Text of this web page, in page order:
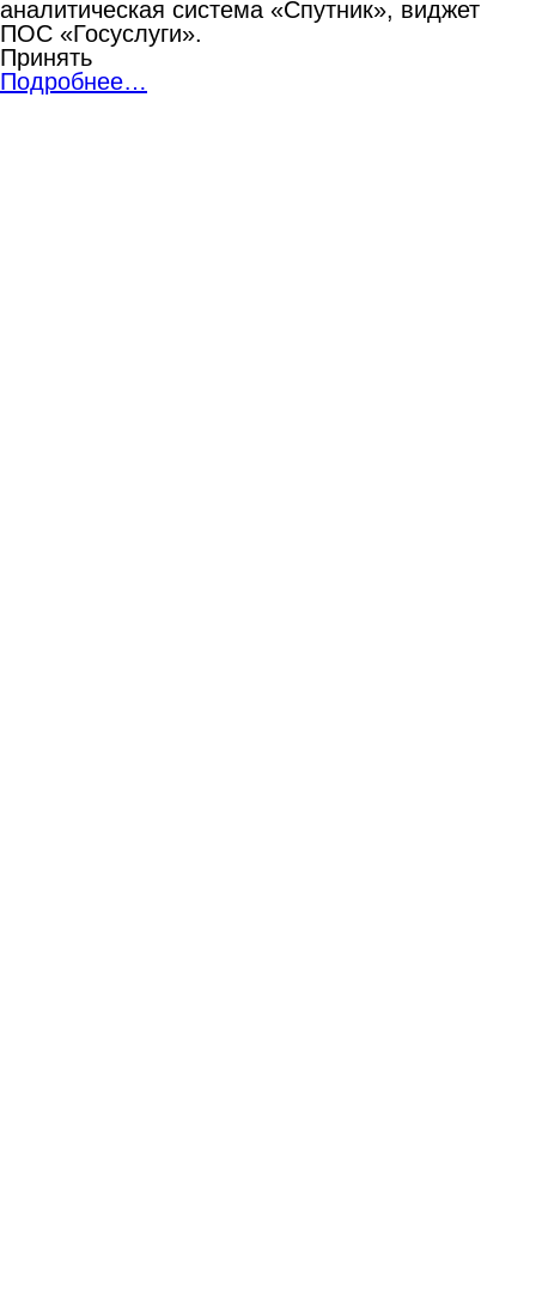
аналитическая система «Спутник», виджет
ПОС «Госуслуги».
Принять
Подробнее…